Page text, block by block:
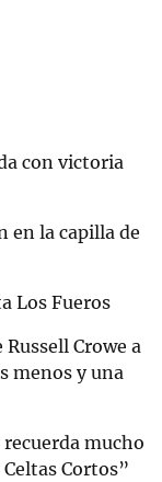
con victoria
en la capilla de
Los Fueros
Crowe a
menos y una
mucho
Cortos”